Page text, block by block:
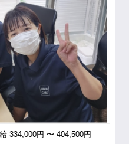
334,000円 〜 404,500円